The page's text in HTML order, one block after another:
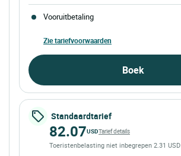
Vooruitbetaling
Zie tariefvoorwaarden
Boek
Standaardtarief
82.07USDTarief details
Toeristenbelasting niet inbegrepen 2.31 USD